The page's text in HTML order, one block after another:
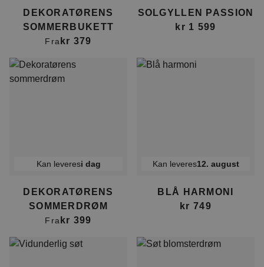
DEKORATØRENS
SOMMERBUKETT
Fra kr 379
SOLGYLLEN PASSION
kr 1 599
Kan leveresi dag
DEKORATØRENS
SOMMERDRØM
Fra kr 399
Kan leveres12. august
BLÅ HARMONI
kr 749